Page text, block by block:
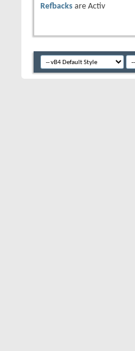
Refbacks are Activ